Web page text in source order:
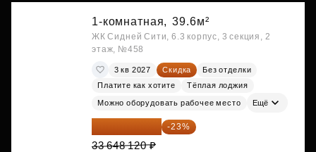
1-комнатная, 39.6м²
ЖК Сидней Сити, 6.3 корпус, 3 секция, 2
этаж, №458
3 кв 2027 Скидка
Без отделки
Платите как хотите
Тёплая лоджия
Можно оборудовать рабочее место Ещё
25 909 052 ₽ -23%
33 648 120 ₽